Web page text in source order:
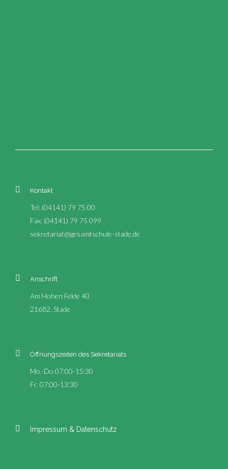
Kontakt
Tel: (04141) 79 75 00
Fax: (04141) 79 75 099
sekretariat@gesamtschule-stade.de
Anschrift
Am Hohen Felde 40
21682, Stade
Öffnungszeiten des Sekretariats
Mo.-Do 07:00-15:30
Fr. 07:00-13:30
Impressum & Datenschutz